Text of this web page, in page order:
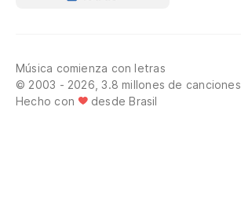
Música comienza con letras
© 2003 - 2026, 3.8 millones de canciones
Hecho con
desde Brasil